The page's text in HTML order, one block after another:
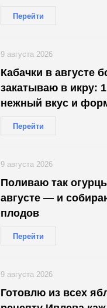
Перейти
Кабачки в августе
закатываю в икру:
нежный вкус и
Перейти
9 августа 2026
Поливаю так
августе — и
плодов
Перейти
9 августа 2026
Готовлю из всех
9 августа 2026